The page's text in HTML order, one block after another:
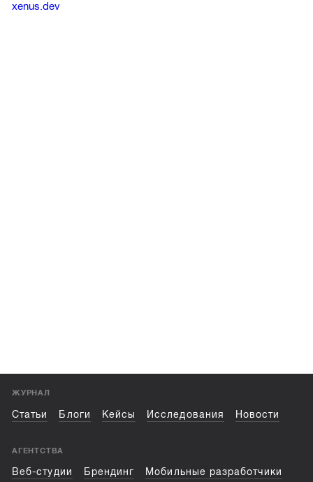
xenus.dev
ЖУРНАЛ
Статьи Блоги Кейсы Исследования Новости
АГЕНТСТВА
Веб-студии Брендинг
Мобильные разработчики